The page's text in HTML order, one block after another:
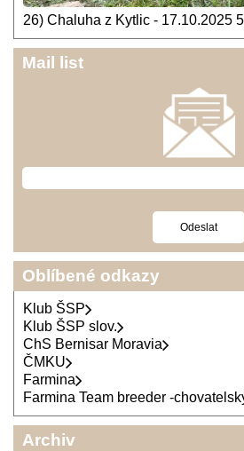
26) Chaluha z Kytlic - 17.10.2025
Mail list
Oblíbené odkazy
Klub ŠSP
Klub ŠSP slov.
ChS Bernisar Moravia
ČMKU
Farmina
Farmina Team breeder -
Archiv